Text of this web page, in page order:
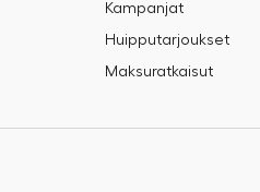
Kampanjat
Huipputarjoukset
Maksuratkaisut